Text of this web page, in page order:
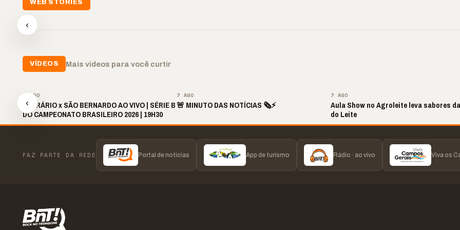
WEB STORIES
‹
📢💜 Agosto Lilás
reforça combate à
violência contra a
mulher
VÍDEOS Mais vídeos para você curtir
‹
7 AGO
OPERÁRIO x SÃO BERNARDO AO VIVO | SÉRIE B
DO CAMPEONATO BRASILEIRO 2026 | 19H30
7 AGO
🚨 MINUTO DAS NOTÍCIAS 🗞️⚡
7 AGO
Aula Show no Agroleite leva sabores
do Leite
FAZ PARTE DA REDE Portal de notícias App de turismo Rádio · ao vivo Viva os